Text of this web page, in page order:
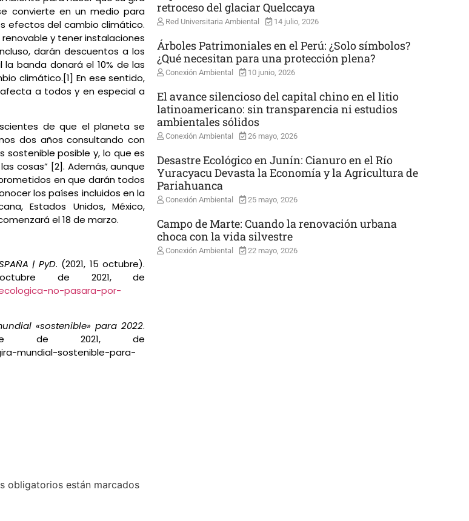
convierte en un medio para
efectos del cambio climático.
y tener instalaciones
darán descuentos a los
banda donará el 10% de las
climático.[1] En ese sentido,
a todos y en especial a
de que el planeta se
dos años consultando con
posible y, lo que es
cosas” [2]. Además, aunque
en que darán todos
los países incluidos en la
Estados Unidos, México,
el 18 de marzo.
| PyD. (2021, 15 octubre).
de 2021, de
no-pasara-por-
«sostenible» para 2022.
de 2021, de
mundial-sostenible-para-
obligatorios están marcados
retroceso del glaciar Quelccaya
Red Universitaria Ambiental 14 julio, 2026
Árboles Patrimoniales en el Perú: ¿Solo símbolos?
¿Qué necesitan para una protección plena?
Conexión Ambiental 10 junio, 2026
El avance silencioso del capital chino en el litio
latinoamericano: sin transparencia ni estudios
ambientales sólidos
Conexión Ambiental 26 mayo, 2026
Desastre Ecológico en Junín: Cianuro en el Río
Yuracyacu Devasta la Economía y la Agricultura de
Pariahuanca
Conexión Ambiental 25 mayo, 2026
Campo de Marte: Cuando la renovación urbana
choca con la vida silvestre
Conexión Ambiental 22 mayo, 2026